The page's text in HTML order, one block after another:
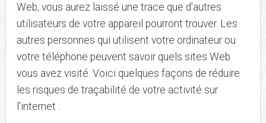
Web, vous aurez laissé une trace que d'autres
utilisateurs de votre appareil pourront trouver. Les
autres personnes qui utilisent votre ordinateur ou
votre téléphone peuvent savoir quels sites Web
vous avez visité. Voici quelques façons de réduire
les risques de traçabilité de votre activité sur
l'internet :